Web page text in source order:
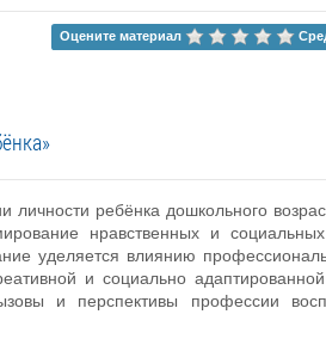
Оцените материал
ребёнка дошкольного
нравственных и
уделяется влиянию
и социально
и перспективы профессии